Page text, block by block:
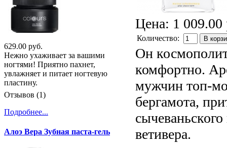
Цена: 1 009.00
Количество: В
Он космополит
комфортно.
мужчин топ-
бергамота,
ветивера.
629.00 руб.
Нежно ухаживает за вашими
ногтями! Приятно пахнет,
увлажняет и питает ногтевую
пластину.
Отзывов (1)
Подробнее...
Алоэ Вера Зубная паста-гель